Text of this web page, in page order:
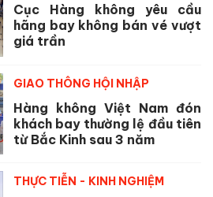
Cục Hàng không yêu cầu
hãng bay không bán vé vượt
giá trần
GIAO THÔNG HỘI NHẬP
Hàng không Việt Nam đón
khách bay thường lệ đầu tiên
từ Bắc Kinh sau 3 năm
THỰC TIỄN - KINH NGHIỆM